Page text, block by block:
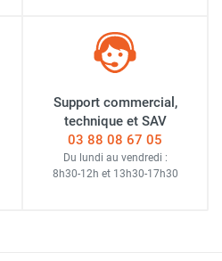
Support commercial,
technique et SAV
03 88 08 67 05
Du lundi au vendredi :
8h30-12h et 13h30-17h30